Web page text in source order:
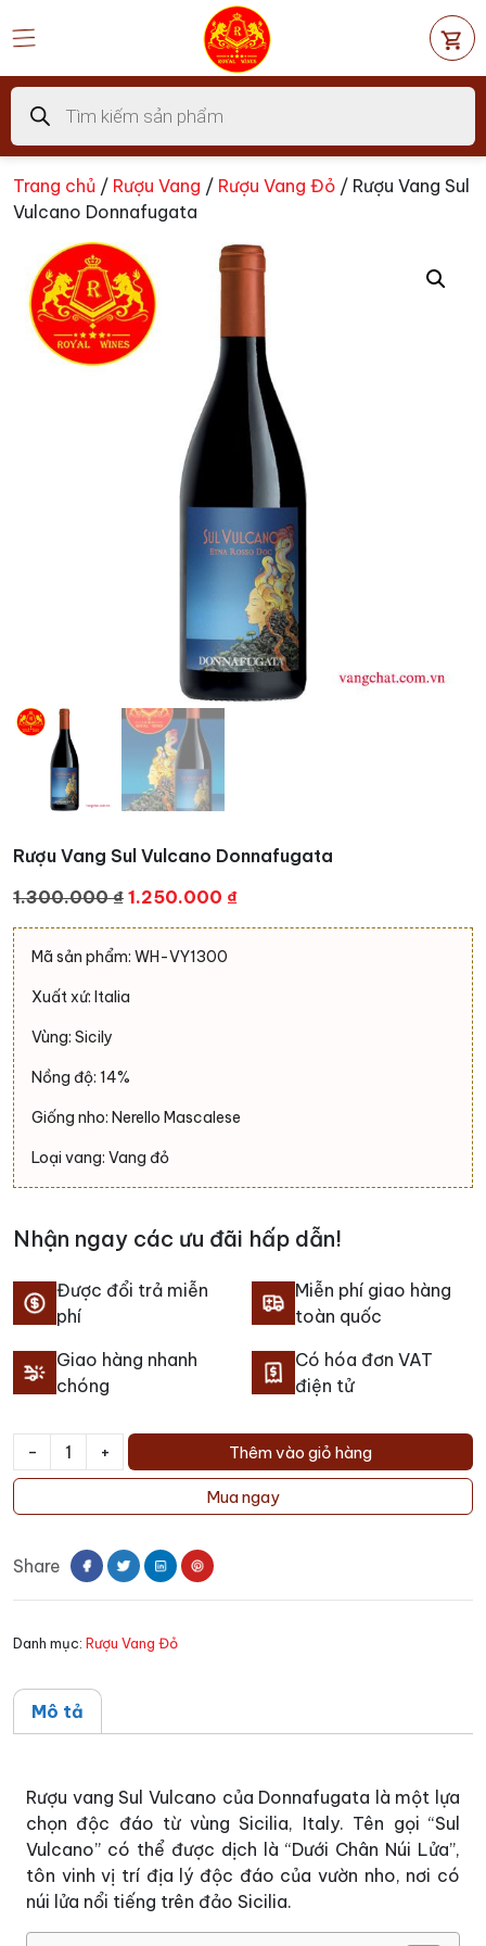
đến
dung
Tìm
kiếm
sản
phẩm
Trang chủ / Rượu Vang / Rượu Vang Đỏ / Rượu Vang Sul
Vulcano Donnafugata
Rượu Vang Sul Vulcano Donnafugata
1.300.000₫ Giá
gốc
là:
1.250.000 ₫Giá
hiện
Mã sản phẩm: WH-VY1300
Xuất xứ: Italia
Vùng: Sicily
Nồng độ: 14%
Giống nho: Nerello Mascalese
Loại vang: Vang đỏ
Nhận ngay các ưu đãi hấp dẫn!
Được đổi trả miễn
phí
Miễn phí giao hàng
toàn quốc
Giao hàng nhanh
chóng
Có hóa đơn VAT
điện tử
-
Rượu
Sul
Donnafugata
+ Thêm vào giỏ hàng
Mua ngay
Share
Danh mục: Rượu Vang Đỏ
Mô tả
Rượu vang Sul Vulcano của Donnafugata là một lựa
chọn độc đáo từ vùng Sicilia, Italy. Tên gọi “Sul
Vulcano” có thể được dịch là “Dưới Chân Núi Lửa”,
tôn vinh vị trí địa lý độc đáo của vườn nho, nơi có
núi lửa nổi tiếng trên đảo Sicilia.